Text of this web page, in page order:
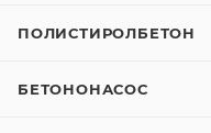
ПОЛИСТИРОЛБЕТОН
БЕТОНОНАСОС